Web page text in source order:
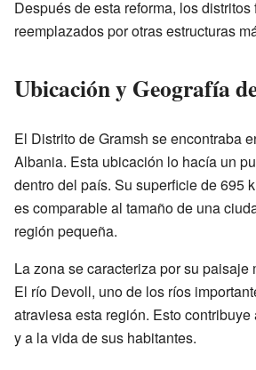
Después de esta reforma, los distritos
reemplazados por otras estructuras
Ubicación y Geografía
El Distrito de Gramsh se encontraba
Albania. Esta ubicación lo hacía un
dentro del país. Su superficie de 695
es comparable al tamaño de una
región pequeña.
La zona se caracteriza por su paisaje
El río Devoll, uno de los ríos
atraviesa esta región. Esto
y a la vida de sus habitantes.